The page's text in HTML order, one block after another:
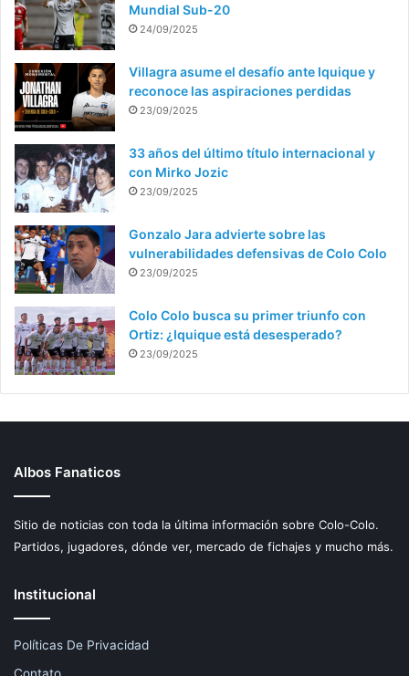
Mundial Sub-20
24/09/2025
Villagra asume el desafío ante Iquique y
reconoce las aspiraciones perdidas
23/09/2025
33 años del último título internacional y
con Mirko Jozic
23/09/2025
Gonzalo Jara advierte sobre las
vulnerabilidades defensivas de Colo Colo
23/09/2025
Colo Colo busca su primer triunfo con
Ortiz: ¿Iquique está desesperado?
23/09/2025
Albos Fanaticos
Sitio de noticias con toda la última información sobre Colo-Colo.
Partidos, jugadores, dónde ver, mercado de fichajes y mucho más.
Institucional
Políticas De Privacidad
Contato